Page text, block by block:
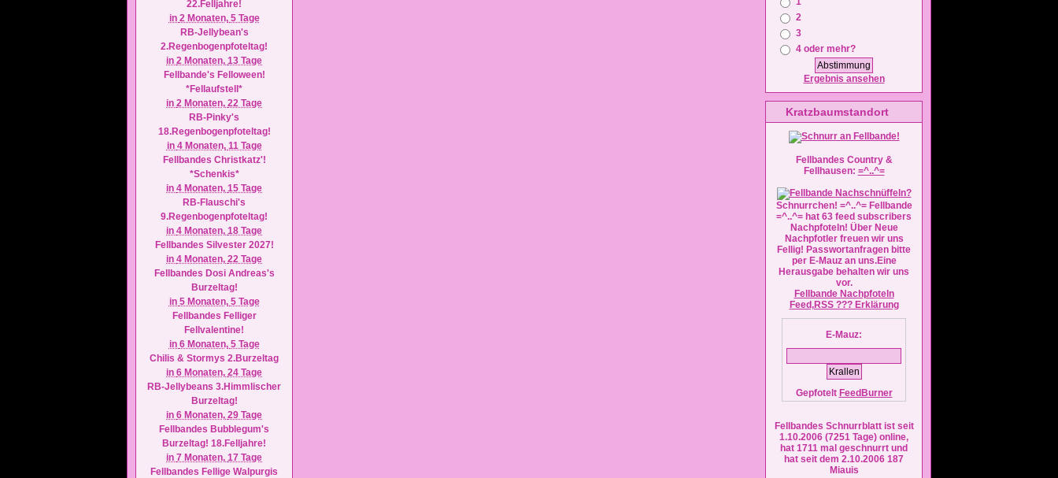
22.Felljahre!
in 2 Monaten, 5 Tage
RB-Jellybean's
2.Regenbogenpfoteltag!
in 2 Monaten, 13 Tage
Fellbande's Felloween!
*Fellaufstell*
in 2 Monaten, 22 Tage
RB-Pinky's
18.Regenbogenpfoteltag!
in 4 Monaten, 11 Tage
Fellbandes Christkatz'!
*Schenkis*
in 4 Monaten, 15 Tage
RB-Flauschi's
9.Regenbogenpfoteltag!
in 4 Monaten, 18 Tage
Fellbandes Silvester 2027!
in 4 Monaten, 22 Tage
Fellbandes Dosi Andreas's
Burzeltag!
in 5 Monaten, 5 Tage
Fellbandes Felliger
Fellvalentine!
in 6 Monaten, 5 Tage
Chilis & Stormys 2.Burzeltag
in 6 Monaten, 24 Tage
RB-Jellybeans 3.Himmlischer
Burzeltag!
in 6 Monaten, 29 Tage
Fellbandes Bubblegum's
Burzeltag! 18.Felljahre!
in 7 Monaten, 17 Tage
Fellbandes Fellige Walpurgis
2
3
4 oder mehr?
Ergebnis ansehen
Kratzbaumstandort
Fellbandes Country &
Fellhausen: =^..^=
Schnurrchen! =^..^= Fellbande
=^..^= hat 63 feed subscribers
Nachpfoteln! Über Neue
Nachpfotler freuen wir uns
Fellig! Passwortanfragen bitte
per E-Mauz an uns.Eine
Herausgabe behalten wir uns
vor.
Fellbande Nachpfoteln
Feed,RSS ??? Erklärung
E-Mauz:
Gepfotelt FeedBurner
Fellbandes Schnurrblatt ist seit
1.10.2006 (7251 Tage) online,
hat 1711 mal geschnurrt und
hat seit dem 2.10.2006 187
Miauis